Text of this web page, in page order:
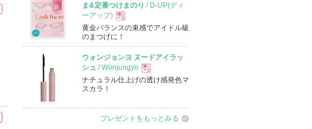
ま&定番つけまのり / D-UP(ディ
ーアップ)
現
品
黄金バランスの束感でアイドル級
のまつげに！
ウォンジョンヨ ヌードアイラッ
シュ / Wonjungyo
現
品
ナチュラル仕上げの透け感発色マ
スカラ！
プレゼントをもっとみる